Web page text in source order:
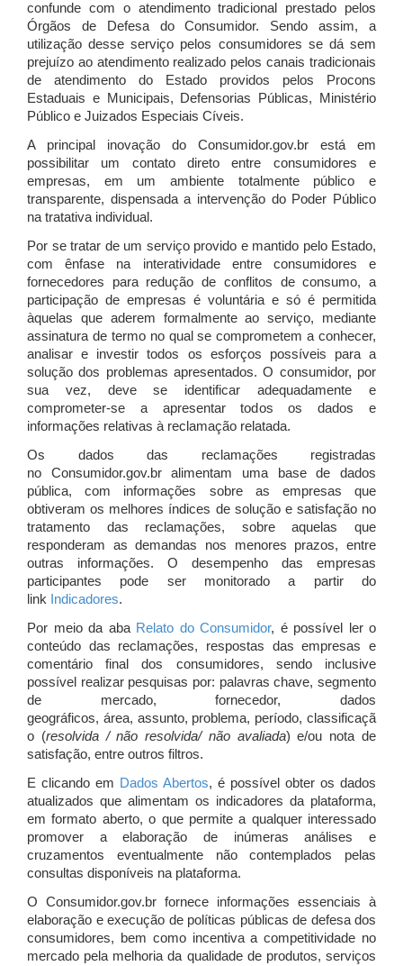
confunde com o atendimento tradicional prestado pelos
Órgãos de Defesa do Consumidor. Sendo assim, a
utilização desse serviço pelos consumidores se dá sem
prejuízo ao atendimento realizado pelos canais tradicionais
de atendimento do Estado providos pelos Procons
Estaduais e Municipais, Defensorias Públicas, Ministério
Público e Juizados Especiais Cíveis.
A principal inovação do Consumidor.gov.br está em
possibilitar um contato direto entre consumidores e
empresas, em um ambiente totalmente público e
transparente, dispensada a intervenção do Poder Público
na tratativa individual.
Por se tratar de um serviço provido e mantido pelo Estado,
com ênfase na interatividade entre consumidores e
fornecedores para redução de conflitos de consumo, a
participação de empresas é voluntária e só é permitida
àquelas que aderem formalmente ao serviço, mediante
assinatura de termo no qual se comprometem a conhecer,
analisar e investir todos os esforços possíveis para a
solução dos problemas apresentados. O consumidor, por
sua vez, deve se identificar adequadamente e
comprometer-se a apresentar todos os dados e
informações relativas à reclamação relatada.
Os dados das reclamações registradas
no Consumidor.gov.br alimentam uma base de dados
pública, com informações sobre as empresas que
obtiveram os melhores índices de solução e satisfação no
tratamento das reclamações, sobre aquelas que
responderam as demandas nos menores prazos, entre
outras informações. O desempenho das empresas
participantes pode ser monitorado a partir do
link Indicadores.
Por meio da aba Relato do Consumidor, é possível ler o
conteúdo das reclamações, respostas das empresas e
comentário final dos consumidores, sendo inclusive
possível realizar pesquisas por: palavras chave, segmento
de mercado, fornecedor, dados
geográficos, área, assunto, problema, período, classificaçã
o (resolvida / não resolvida/ não avaliada) e/ou nota de
satisfação, entre outros filtros.
E clicando em Dados Abertos, é possível obter os dados
atualizados que alimentam os indicadores da plataforma,
em formato aberto, o que permite a qualquer interessado
promover a elaboração de inúmeras análises e
cruzamentos eventualmente não contemplados pelas
consultas disponíveis na plataforma.
O Consumidor.gov.br fornece informações essenciais à
elaboração e execução de políticas públicas de defesa dos
consumidores, bem como incentiva a competitividade no
mercado pela melhoria da qualidade de produtos, serviços